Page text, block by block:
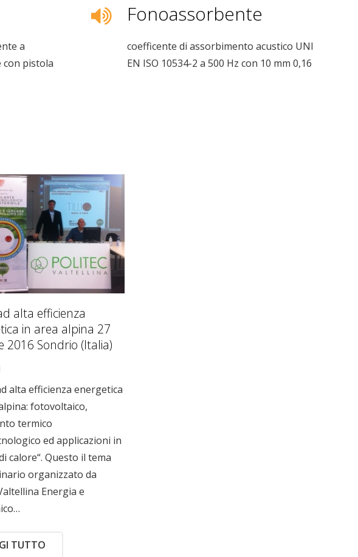
a
con pistola
Fonoassorbente
coefficente di assorbimento acustico UNI
EN ISO 10534-2 a 500 Hz con 10 mm 0,16
alta efficienza
in area alpina 27
2016 Sondrio (Italia)
alta efficienza energetica
fotovoltaico,
termico
ed applicazioni in
calore“. Questo il tema
organizzato da
Energia e
TUTTO